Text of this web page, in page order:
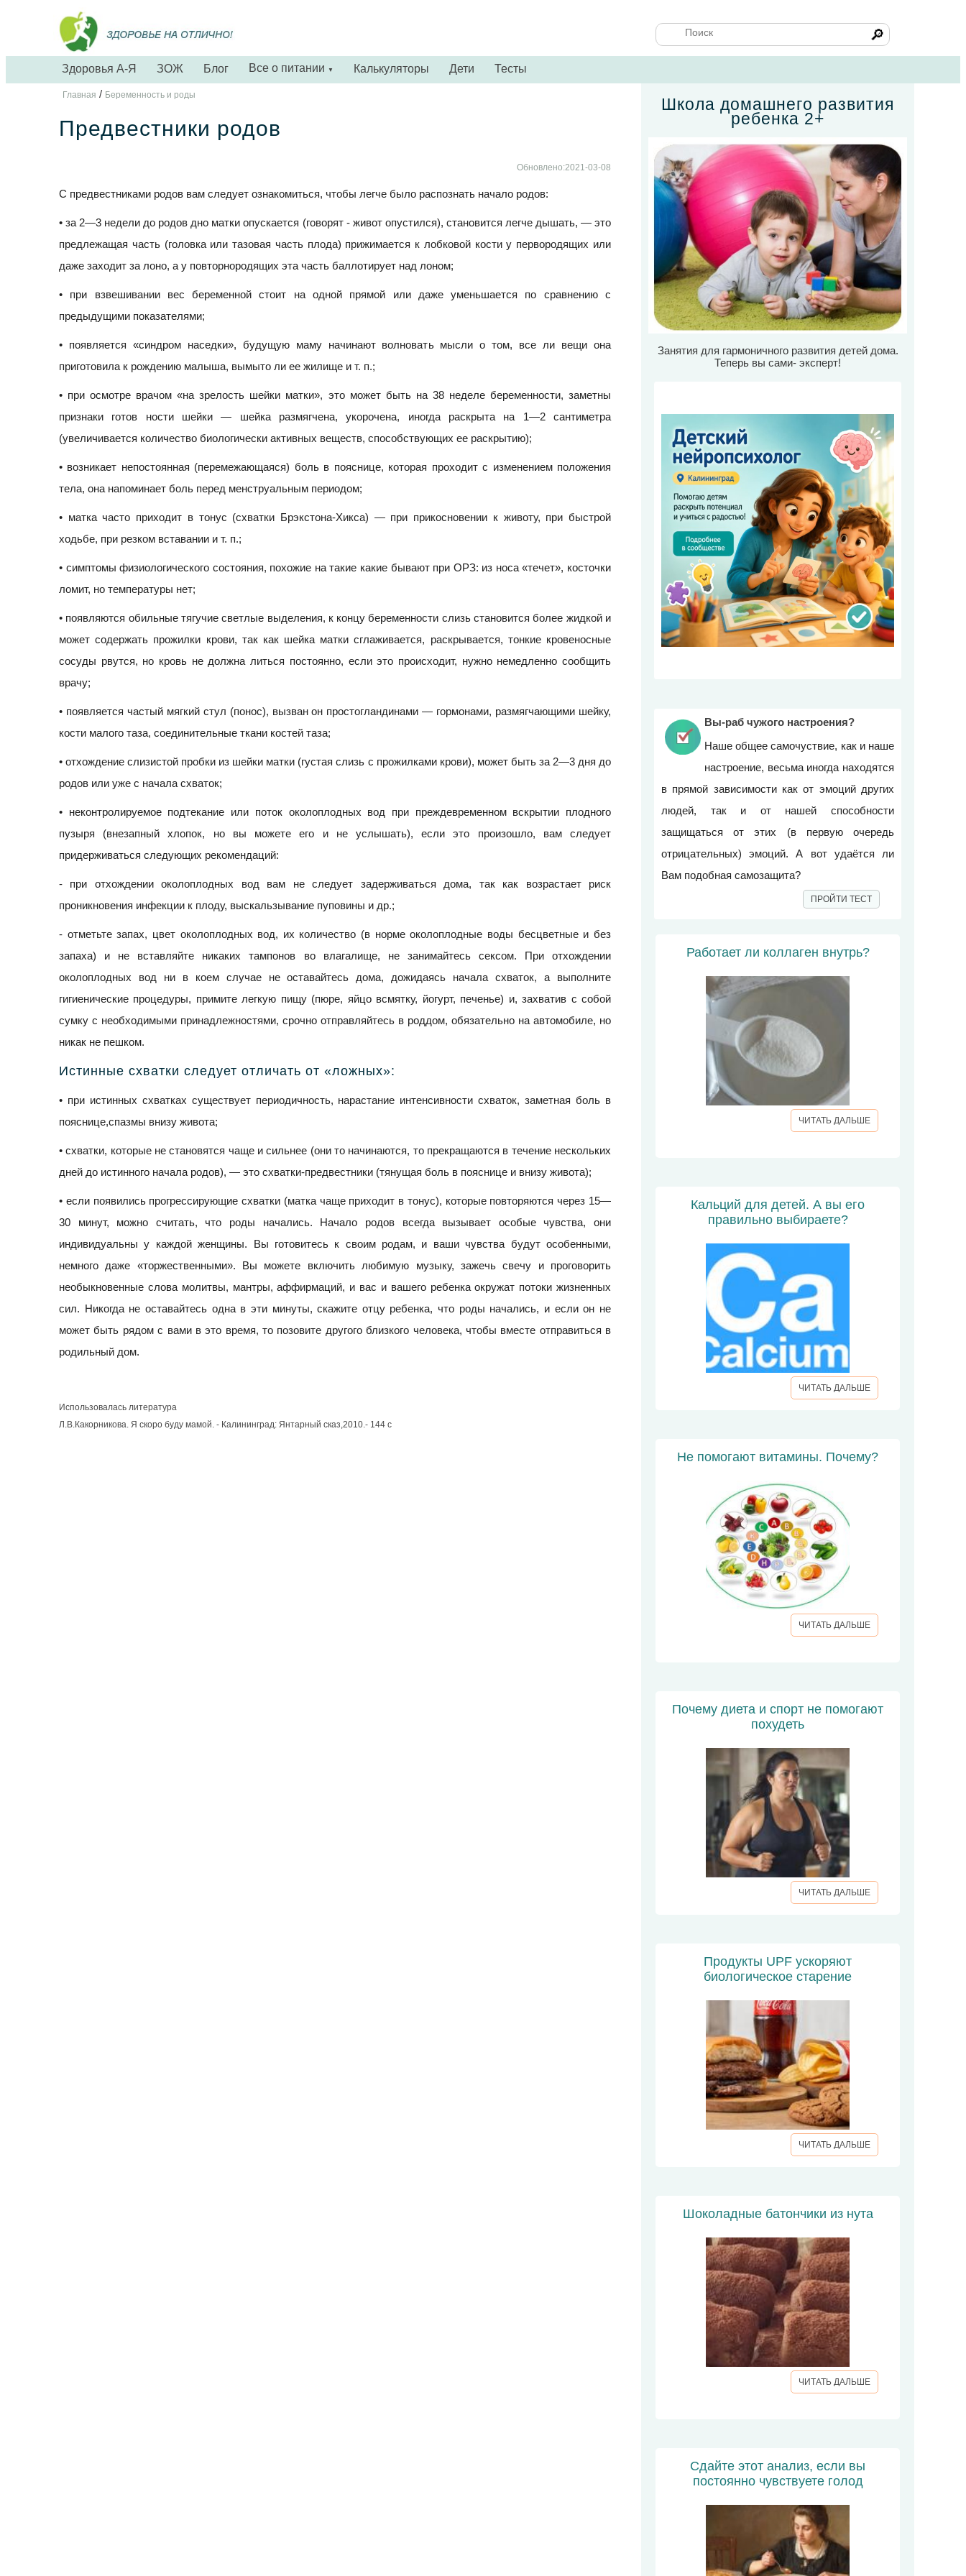
🔎
Здоровья А-Я ЗОЖ Блог Все о питании ▼ Калькуляторы Дети Тесты
Главная / Беременность и роды
Предвестники родов
Обновлено:2021-03-08
С предвестниками родов вам следует ознакомиться, чтобы легче было распознать начало родов:
• за 2—3 недели до родов дно матки опускается (говорят - живот опустился), становится легче дышать, — это
предлежащая часть (головка или тазовая часть плода) прижимается к лобковой кости у первородящих или
даже заходит за лоно, а у повторнородящих эта часть баллотирует над лоном;
• при взвешивании вес беременной стоит на одной прямой или даже уменьшается по сравнению с
предыдущими показателями;
• появляется «синдром наседки», будущую маму начинают волновать мысли о том, все ли вещи она
приготовила к рождению малыша, вымыто ли ее жилище и т. п.;
• при осмотре врачом «на зрелость шейки матки», это может быть на 38 неделе беременности, заметны
признаки готов ности шейки — шейка размягчена, укорочена, иногда раскрыта на 1—2 сантиметра
(увеличивается количество биологически активных веществ, способствующих ее раскрытию);
• возникает непостоянная (перемежающаяся) боль в пояснице, которая проходит с изменением положения
тела, она напоминает боль перед менструальным периодом;
• матка часто приходит в тонус (схватки Брэкстона-Хикса) — при прикосновении к животу, при быстрой
ходьбе, при резком вставании и т. п.;
• симптомы физиологического состояния, похожие на такие какие бывают при ОРЗ: из носа «течет», косточки
ломит, но температуры нет;
• появляются обильные тягучие светлые выделения, к концу беременности слизь становится более жидкой и
может содержать прожилки крови, так как шейка матки сглаживается, раскрывается, тонкие кровеносные
сосуды рвутся, но кровь не должна литься постоянно, если это происходит, нужно немедленно сообщить
врачу;
• появляется частый мягкий стул (понос), вызван он простогландинами — гормонами, размягчающими шейку,
кости малого таза, соединительные ткани костей таза;
• отхождение слизистой пробки из шейки матки (густая слизь с прожилками крови), может быть за 2—3 дня до
родов или уже с начала схваток;
• неконтролируемое подтекание или поток околоплодных вод при преждевременном вскрытии плодного
пузыря (внезапный хлопок, но вы можете его и не услышать), если это произошло, вам следует
придерживаться следующих рекомендаций:
- при отхождении околоплодных вод вам не следует задерживаться дома, так как возрастает риск
проникновения инфекции к плоду, выскальзывание пуповины и др.;
- отметьте запах, цвет околоплодных вод, их количество (в норме околоплодные воды бесцветные и без
запаха) и не вставляйте никаких тампонов во влагалище, не занимайтесь сексом. При отхождении
околоплодных вод ни в коем случае не оставайтесь дома, дожидаясь начала схваток, а выполните
гигиенические процедуры, примите легкую пищу (пюре, яйцо всмятку, йогурт, печенье) и, захватив с собой
сумку с необходимыми принадлежностями, срочно отправляйтесь в роддом, обязательно на автомобиле, но
никак не пешком.
Истинные схватки следует отличать от «ложных»:
• при истинных схватках существует периодичность, нарастание интенсивности схваток, заметная боль в
пояснице,спазмы внизу живота;
• схватки, которые не становятся чаще и сильнее (они то начинаются, то прекращаются в течение нескольких
дней до истинного начала родов), — это схватки-предвестники (тянущая боль в пояснице и внизу живота);
• если появились прогрессирующие схватки (матка чаще приходит в тонус), которые повторяются через 15—
30 минут, можно считать, что роды начались. Начало родов всегда вызывает особые чувства, они
индивидуальны у каждой женщины. Вы готовитесь к своим родам, и ваши чувства будут особенными,
немного даже «торжественными». Вы можете включить любимую музыку, зажечь свечу и проговорить
необыкновенные слова молитвы, мантры, аффирмаций, и вас и вашего ребенка окружат потоки жизненных
сил. Никогда не оставайтесь одна в эти минуты, скажите отцу ребенка, что роды начались, и если он не
может быть рядом с вами в это время, то позовите другого близкого человека, чтобы вместе отправиться в
родильный дом.
Использовалась литература
Л.В.Какорникова. Я скоро буду мамой. - Калининград: Янтарный сказ,2010.- 144 с
Школа домашнего развития
ребенка 2+
Занятия для гармоничного развития детей дома.
Теперь вы сами- эксперт!
Вы-раб чужого настроения?
Наше общее самочуствие, как и наше
настроение, весьма иногда находятся
в прямой зависимости как от эмоций других
людей, так и от нашей способности
защищаться от этих (в первую очередь
отрицательных) эмоций. А вот удаётся ли
Вам подобная самозащита?
ПРОЙТИ ТЕСТ
Работает ли коллаген внутрь?
ЧИТАТЬ ДАЛЬШЕ
Кальций для детей. А вы его
правильно выбираете?
ЧИТАТЬ ДАЛЬШЕ
Не помогают витамины. Почему?
ЧИТАТЬ ДАЛЬШЕ
Почему диета и спорт не помогают
похудеть
ЧИТАТЬ ДАЛЬШЕ
Продукты UPF ускоряют
биологическое старение
ЧИТАТЬ ДАЛЬШЕ
Шоколадные батончики из нута
ЧИТАТЬ ДАЛЬШЕ
Сдайте этот анализ, если вы
постоянно чувствуете голод